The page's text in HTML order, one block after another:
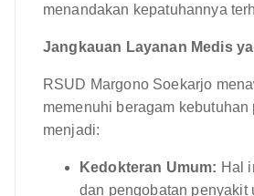
menandakan kepatuhannya
Jangkauan Layanan Medis
RSUD Margono Soekarjo
memenuhi beragam
menjadi:
Kedokteran Umum: Hal
dan pengobatan penyakit